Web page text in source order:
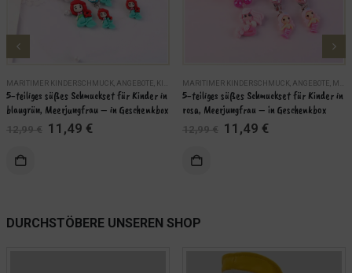
MARITIMER KINDERSCHMUCK ANGEBOTE KINDER ,MARITIME SCHMUCKSETS,SCHMUCK
5-teiliges süßes Schmuckset für Kinder in
blaugrün, Meerjungfrau – in Geschenkbox
12,99€ Ursprünglicher
Preis
11,49 €Aktueller
MARITIMER KINDERSCHMUCK ANGEBOTE MARITIME SCHMUCKSETS
5-teiliges süßes Schmuckset für Kinder in
rosa, Meerjungfrau – in Geschenkbox
12,99€ Ursprünglicher
Preis
11,49 €Aktueller
IN DEN WARENKORB
DURCHSTÖBERE UNSEREN SHOP